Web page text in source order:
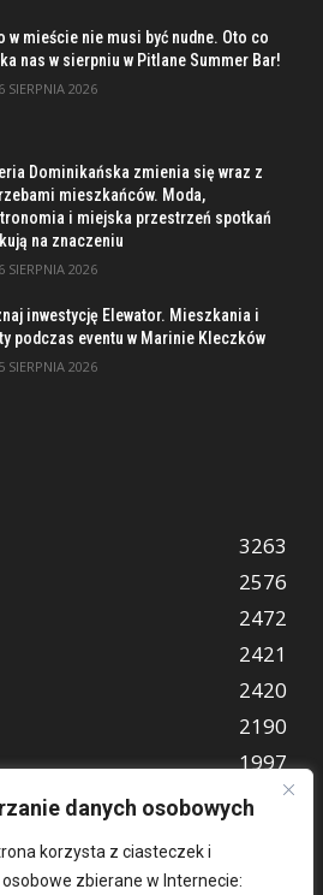
danych osobowych
korzysta z ciasteczek i
zbierane w Internecie:
w mieście nie musi być nudne. Oto co
nas w sierpniu w Pitlane Summer Bar!
6 SIERPNIA 2026
Dominikańska zmienia się wraz z
mieszkańców. Moda,
i miejska przestrzeń spotkań
na znaczeniu
6 SIERPNIA 2026
inwestycję Elewator. Mieszkania i
podczas eventu w Marinie Kleczków
5 SIERPNIA 2026
3263
2576
2472
2421
2420
2190
1997
849